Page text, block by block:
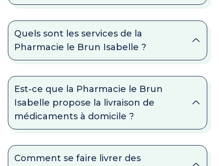
Quels sont les services de la
Pharmacie le Brun Isabelle ?
Est-ce que la Pharmacie le Brun
Isabelle propose la livraison de
médicaments à domicile ?
Comment se faire livrer des